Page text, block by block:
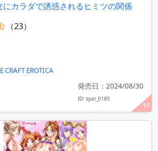
17
にカラダで誘惑されるヒミツの関係
（23）
CRAFT EROTICA
発売日：2024/08/30
ID: spal_0185